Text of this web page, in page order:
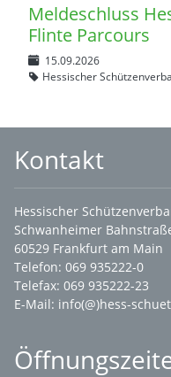
Meldeschluss
Flinte Parcours
15.09.2026
Hessischer
Kontakt
Hessischer
Schwanheimer
60529 Frankfurt am Main
Telefon: 069 935222-0
Telefax: 069 935222-23
E-Mail: info(@)hess-